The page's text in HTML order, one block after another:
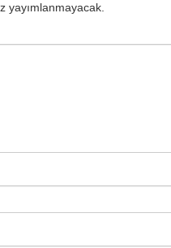
yayımlanmayacak.